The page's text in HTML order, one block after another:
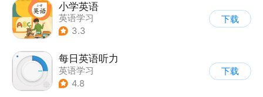
小学英语
英语学习
3.3
下载
每日英语听力
英语学习
4.8
下载